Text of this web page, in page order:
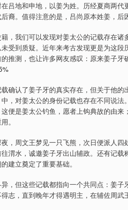
吕地和申地，以姜为姓。历经夏商两
裔。值得注意的是，吕尚原本姓姜，后
，我们可以发现对姜太公的记载存在
受到质疑。近年来考古发现更是为这
推测，也让许多网友感叹：原来姜子牙
确认了姜子牙的真实存在，但关于他
，对姜太公的身份记载也存在不同说
便是姜太公钓鱼，愿者上钩典故的由
。
，周文王梦见一只飞熊，次日便派人
渭水，诚邀姜子牙出山辅政。还有记
建立奠定了重要基础。
，但这些记载都指向一个共同点：姜
志，直到晚年才得遇明主，在辅佐周武